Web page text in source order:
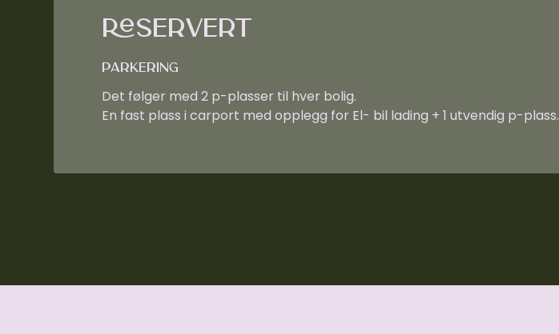
Reservert
Parkering
Det følger med 2 p-plasser til hver bolig.
En fast plass i carport med opplegg for El- bil lading + 1 utvendig p-plass.